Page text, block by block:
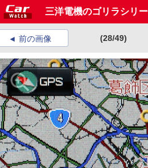
三洋電機のゴリラシリ
前の画像 (28/49)